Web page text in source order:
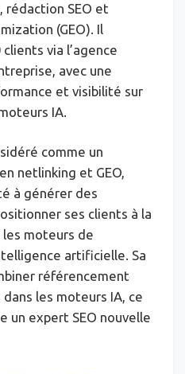
rédaction SEO et
(GEO). Il
via l’agence
avec une
et visibilité sur
IA.
comme un
netlinking et GEO,
à générer des
ses clients à la
moteurs de
artificielle. Sa
référencement
les moteurs IA, ce
un expert SEO nouvelle